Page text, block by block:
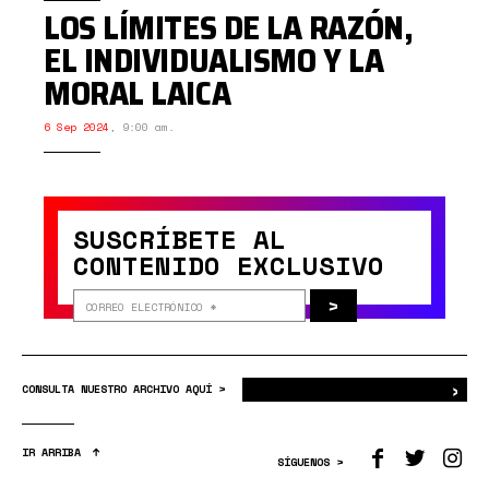
LOS LÍMITES DE LA RAZÓN,
EL INDIVIDUALISMO Y LA
MORAL LAICA
6 Sep 2024 , 9:00 am.
SUSCRÍBETE AL
CONTENIDO EXCLUSIVO
>
CONSULTA NUESTRO ARCHIVO AQUÍ > ›
IR ARRIBA
SÍGUENOS >